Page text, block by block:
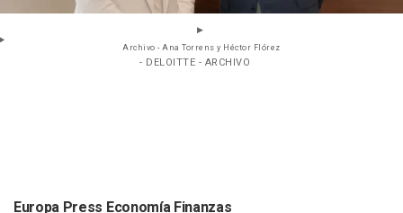
Archivo - Ana Torrens y Héctor Flórez
- DELOITTE - ARCHIVO
Europa Press Economía Finanzas